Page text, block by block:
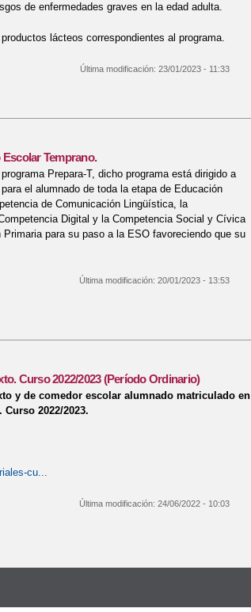
de enfermedades graves en la edad adulta.
lácteos correspondientes al programa.
Última modificación: 23/01/2023 - 11:33
Temprano.
Prepara-T, dicho programa está dirigido a
el alumnado de toda la etapa de Educación
de Comunicación Lingüística, la
Digital y la Competencia Social y Cívica
para su paso a la ESO favoreciendo que su
Última modificación: 20/01/2023 - 13:53
Curso 2022/2023 (Período Ordinario)
y de comedor escolar alumnado matriculado en
2022/2023.
cu...
Última modificación: 24/06/2022 - 10:03